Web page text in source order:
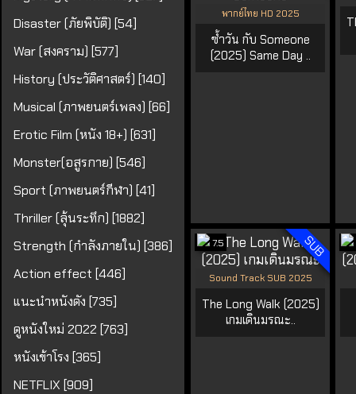
Disaster (ภัยพิบัติ) [54]
War (สงคราม) [577]
History (ประวัติศาสตร์) [140]
Musical (ภาพยนตร์เพลง) [66]
Erotic Film (หนัง 18+) [631]
Monster(อสูรกาย) [546]
Sport (ภาพยนตร์กีฬา) [41]
Thriller (ลุ้นระทึก) [1882]
Strength (กำลังภายใน) [386]
Action effect [446]
แนะนำหนังดัง [735]
ดูหนังใหม่ 2022 [763]
หนังเข้าโรง [365]
NETFLIX [909]
พากย์ไทย HD 2025
ซ้ำวัน กับ Someone
(2025) Same Day ..
SUB
7.5
Sound Track SUB 2025
The Long Walk (2025)
เกมเดินมรณะ..